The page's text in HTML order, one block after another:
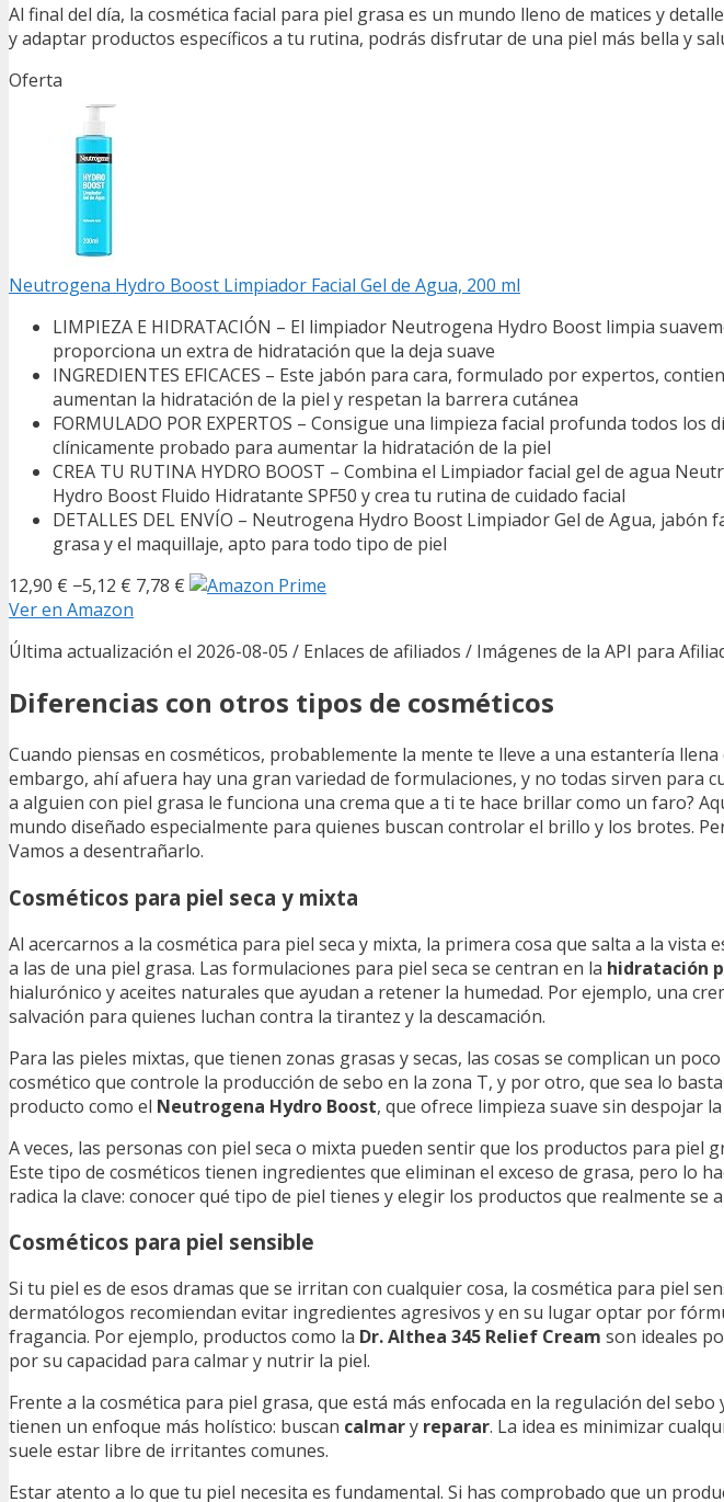
Al final del día, la cosmética facial para piel grasa es un mundo lleno de matices y
y adaptar productos específicos a tu rutina, podrás disfrutar de una piel más bella y
Oferta
Neutrogena Hydro Boost Limpiador Facial Gel de Agua, 200 ml
LIMPIEZA E HIDRATACIÓN – El limpiador Neutrogena Hydro Boost limpia
proporciona un extra de hidratación que la deja suave
INGREDIENTES EFICACES – Este jabón para cara, formulado por expertos,
aumentan la hidratación de la piel y respetan la barrera cutánea
FORMULADO POR EXPERTOS – Consigue una limpieza facial profunda todos
clínicamente probado para aumentar la hidratación de la piel
CREA TU RUTINA HYDRO BOOST – Combina el Limpiador facial gel de agua
Hydro Boost Fluido Hidratante SPF50 y crea tu rutina de cuidado facial
DETALLES DEL ENVÍO – Neutrogena Hydro Boost Limpiador Gel de Agua,
grasa y el maquillaje, apto para todo tipo de piel
12,90 € −5,12 € 7,78 €
Ver en Amazon
Última actualización el 2026-08-05 / Enlaces de afiliados / Imágenes de la API para
Diferencias con otros tipos de cosméticos
Cuando piensas en cosméticos, probablemente la mente te lleve a una estantería
embargo, ahí afuera hay una gran variedad de formulaciones, y no todas sirven para
a alguien con piel grasa le funciona una crema que a ti te hace brillar como un faro?
mundo diseñado especialmente para quienes buscan controlar el brillo y los brotes.
Vamos a desentrañarlo.
Cosméticos para piel seca y mixta
Al acercarnos a la cosmética para piel seca y mixta, la primera cosa que salta a la
a las de una piel grasa. Las formulaciones para piel seca se centran en la hidratación
hialurónico y aceites naturales que ayudan a retener la humedad. Por ejemplo, una
salvación para quienes luchan contra la tirantez y la descamación.
Para las pieles mixtas, que tienen zonas grasas y secas, las cosas se complican un
cosmético que controle la producción de sebo en la zona T, y por otro, que sea lo
producto como el Neutrogena Hydro Boost, que ofrece limpieza suave sin despojar
A veces, las personas con piel seca o mixta pueden sentir que los productos para piel
Este tipo de cosméticos tienen ingredientes que eliminan el exceso de grasa, pero lo
radica la clave: conocer qué tipo de piel tienes y elegir los productos que realmente se
Cosméticos para piel sensible
Si tu piel es de esos dramas que se irritan con cualquier cosa, la cosmética para piel
dermatólogos recomiendan evitar ingredientes agresivos y en su lugar optar por
fragancia. Por ejemplo, productos como la Dr. Althea 345 Relief Cream son ideales
por su capacidad para calmar y nutrir la piel.
Frente a la cosmética para piel grasa, que está más enfocada en la regulación del
tienen un enfoque más holístico: buscan calmary reparar. La idea es minimizar
suele estar libre de irritantes comunes.
Estar atento a lo que tu piel necesita es fundamental. Si has comprobado que un